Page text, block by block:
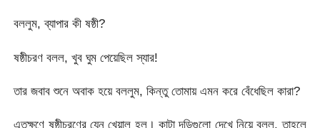
বললুম, ব্যাপার কী ষষ্ঠী?
ষষ্ঠীচরণ বলল, খুব ঘুম পেয়েছিল স্যার!
তার জবাব শুনে অবাক হয়ে বললুম, কিন্তু তোমায় এমন করে বেঁধেছিল কারা?
এতক্ষণে ষষ্ঠীচরণের যেন খেয়াল হল। কাটা দড়িগুলো দেখে নিয়ে বলল, তাহলে